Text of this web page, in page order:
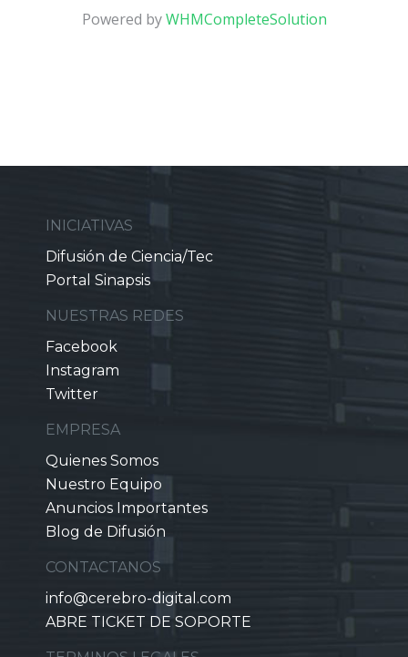
Powered byWHMCompleteSolution
INICIATIVAS
Difusión de Ciencia/Tec
Portal Sinapsis
NUESTRAS REDES
Facebook
Instagram
Twitter
EMPRESA
Quienes Somos
Nuestro Equipo
Anuncios Importantes
Blog de Difusión
CONTACTANOS
info@cerebro-digital.com
ABRE TICKET DE SOPORTE